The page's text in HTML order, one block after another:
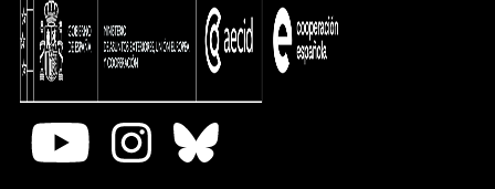
Youtube InstagramBluesky